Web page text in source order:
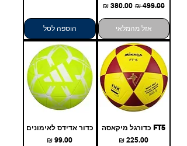
מחיר רגיל‏499.00 ‏₪ מחיר מבצע‏380.00 ‏₪
אזל מהמלאי הוספה לסל
FT5 כדורגל מיקאסה
מחיר
כדור אדידס לאימונים
מחיר